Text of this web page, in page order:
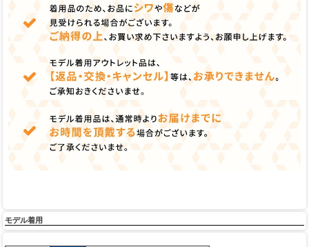
モデル着用